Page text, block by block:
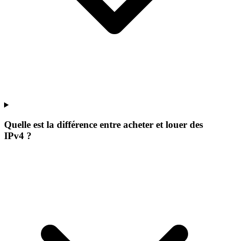
Quelle est la différence entre acheter et louer des
IPv4 ?